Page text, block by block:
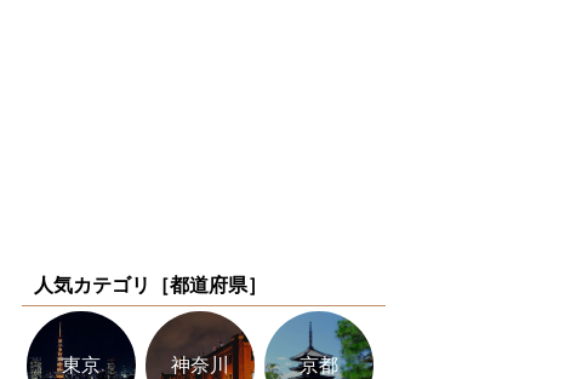
人気カテゴリ［都道府県］
東京 神奈川 京都